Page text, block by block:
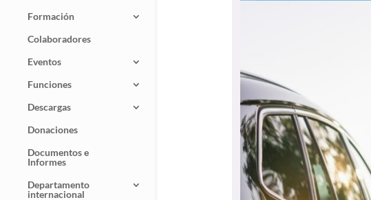
Formación
Colaboradores
Eventos
Funciones
Descargas
Donaciones
Documentos e
Informes
Departamento
internacional